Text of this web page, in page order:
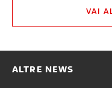
VAI
ALTRE NEWS